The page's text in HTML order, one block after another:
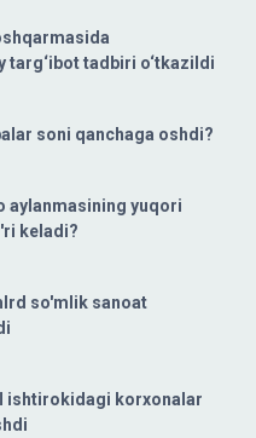
targ‘ibot tadbiri o‘tkazildi
soni qanchaga oshdi?
aylanmasining yuqori
keladi?
so'mlik sanoat
ishtirokidagi korxonalar